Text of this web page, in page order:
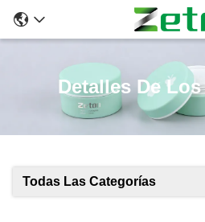
Detalles De
Todas Las Categorías